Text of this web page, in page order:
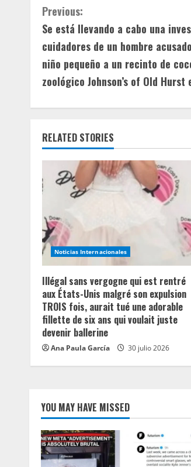
C
o
n
t
i
n
u
e
R
e
a
d
i
n
g
Previous:
Se está llevando a cabo una
cuidadores de un hombre
niño pequeño a un recinto de
zoológico Johnson’s of Old
RELATED STORIES
Noticias Internacionales
Illégal sans vergogne qui est rentré
aux États-Unis malgré son expulsion
TROIS fois, aurait tué une adorable
fillette de six ans qui voulait juste
devenir ballerine
Ana Paula García 30 julio 2026
YOU MAY HAVE MISSED